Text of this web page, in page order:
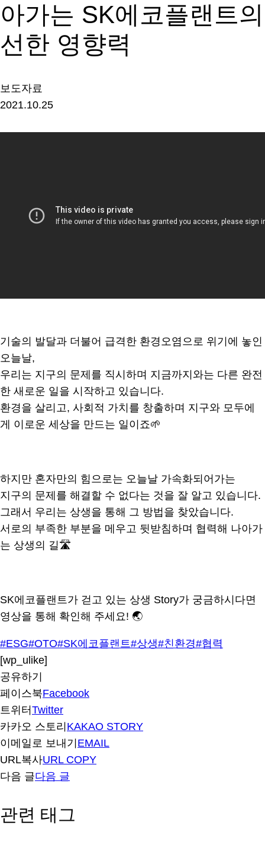
아가는 SK에코플랜트의
선한 영향력
보도자료
2021.10.25
기술의 발달과 더불어 급격한 환경오염으로 위기에 놓인
오늘날,
우리는 지구의 문제를 직시하며 지금까지와는 다른 완전
한 새로운 일을 시작하고 있습니다.
환경을 살리고, 사회적 가치를 창출하며 지구와 모두에
게 이로운 세상을 만드는 일이죠🌱
하지만 혼자만의 힘으로는 오늘날 가속화되어가는
지구의 문제를 해결할 수 없다는 것을 잘 알고 있습니다.
그래서 우리는 상생을 통해 그 방법을 찾았습니다.
서로의 부족한 부분을 메우고 뒷받침하며 협력해 나아가
는 상생의 길🛣
SK에코플랜트가 걷고 있는 상생 Story가 궁금하시다면
영상을 통해 확인해 주세요! 🌏
#ESG#OTO#SK에코플랜트#상생#친환경#협력
[wp_ulike]
공유하기
페이스북Facebook
트위터 Twitter
카카오 스토리 KAKAO STORY
이메일로 보내기 EMAIL
URL복사URL COPY
다음 글다음 글
관련 태그